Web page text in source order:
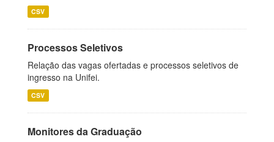
CSV
Processos Seletivos
Relação das vagas ofertadas e processos seletivos de
ingresso na Unifei.
CSV
Monitores da Graduação